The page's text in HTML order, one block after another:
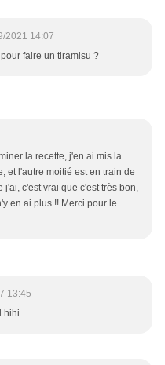
2021 14:07
faire un tiramisu ?
la recette, j'en ai mis la
et l'autre moitié est en train de
c'est vrai que c'est très bon,
en ai plus !! Merci pour le
13:45
hihi